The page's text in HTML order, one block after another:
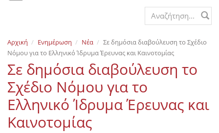
Εκδόσεις
Επικοινωνία
Search form
Αρχική Ενημέρωση Νέα
Σε δημόσια διαβούλευση το Σχέδιο
Νόμου για το Ελληνικό Ίδρυμα Έρευνας και Καινοτομίας
Σε δημόσια διαβούλευση το
Σχέδιο Νόμου για το
Ελληνικό Ίδρυμα Έρευνας και
Καινοτομίας